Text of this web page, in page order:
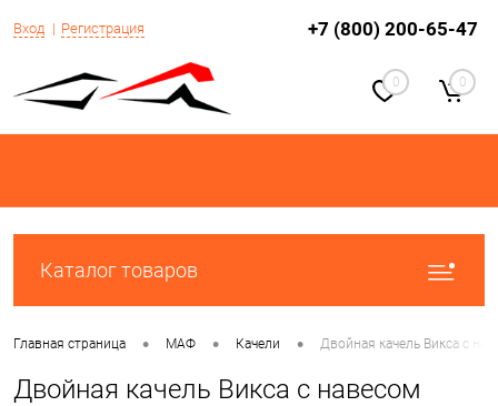
Вход Регистрация +7 (800) 200-65-47
0 0
Каталог товаров
Главная страница • МАФ • Качели • Двойная качель Викса с
Двойная качель Викса с навесом